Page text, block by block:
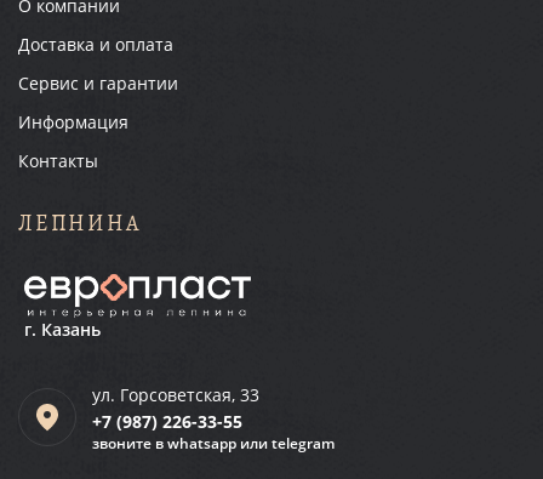
О компании
Доставка и оплата
Сервис и гарантии
Информация
Контакты
ЛЕПНИНА
г. Казань
ул. Горсоветская, 33
+7 (987) 226-33-55
звоните в whatsapp или telegram